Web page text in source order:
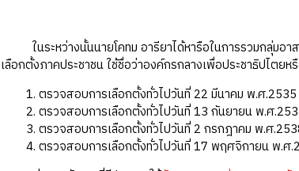
ในระหว่างนั้นนายโคทม อารียาได้หารือในการรวมกลุ่มอา
เลือกตั้งภาคประชาชน ใช้ชื่อว่าองค์กรกลางเพื่อประชาธิปไตย
ตรวจสอบการเลือกตั้งทั่วไปวันที่ 22 มีนาคม พ.ศ.2535
ตรวจสอบการเลือกตั้งทั่วไปวันที่ 13 กันยายน พ.ศ
ตรวจสอบการเลือกตั้งทั่วไปวันที่ 2 กรกฎาคม พ.ศ
ตรวจสอบการเลือกตั้งทั่วไปวันที่ 17 พฤศจิกายน พ.ศ